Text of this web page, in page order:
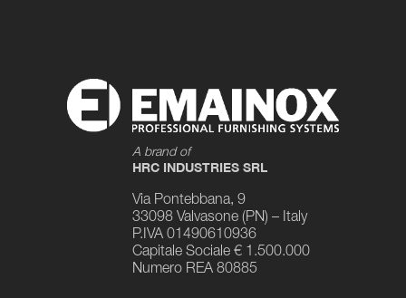
A brand of
HRC INDUSTRIES SRL
Via Pontebbana, 9
33098 Valvasone (PN) – Italy
P.IVA 01490610936
Capitale Sociale € 1.500.000
Numero REA 80885